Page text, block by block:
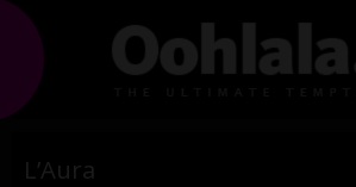
L’Aura